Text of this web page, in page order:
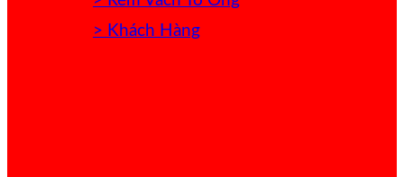
> Khách Hàng